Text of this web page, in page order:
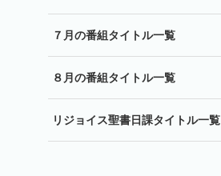
７月の番組タイトル一覧
８月の番組タイトル一覧
リジョイス聖書日課タイトル一覧